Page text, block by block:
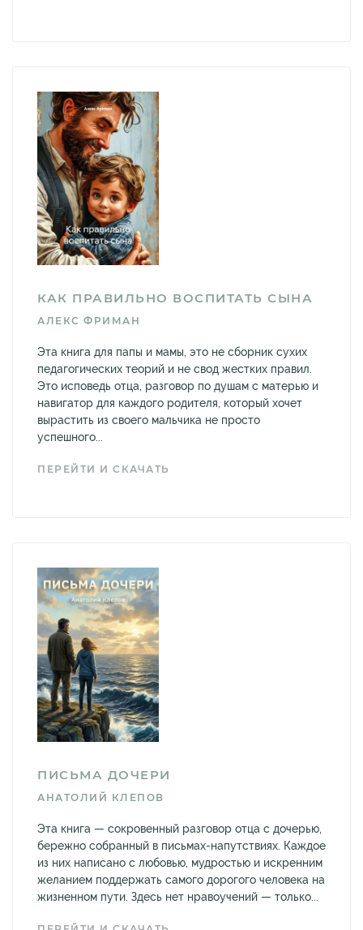
КАК ПРАВИЛЬНО ВОСПИТАТЬ СЫНА
АЛЕКС ФРИМАН
Эта книга для папы и мамы, это не сборник сухих
педагогических теорий и не свод жестких правил.
Это исповедь отца, разговор по душам с матерью и
навигатор для каждого родителя, который хочет
вырастить из своего мальчика не просто
успешного...
ПЕРЕЙТИ И СКАЧАТЬ
ПИСЬМА ДОЧЕРИ
АНАТОЛИЙ КЛЕПОВ
Эта книга — сокровенный разговор отца с дочерью,
бережно собранный в письмах-напутствиях. Каждое
из них написано с любовью, мудростью и искренним
желанием поддержать самого дорогого человека на
жизненном пути. Здесь нет нравоучений — только...